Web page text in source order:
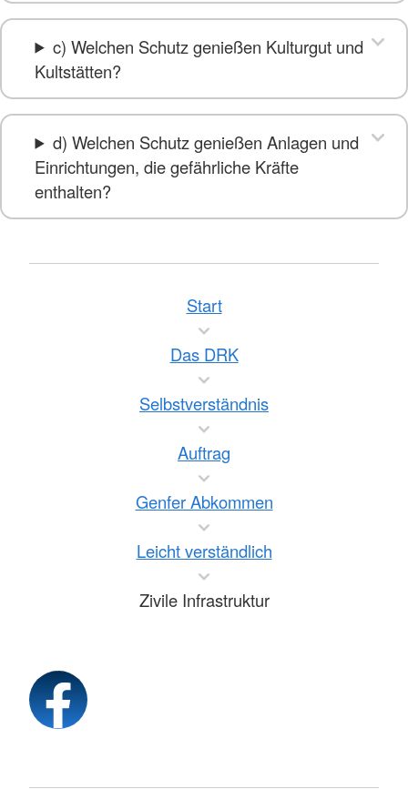
c) Welchen Schutz genießen Kulturgut und
Kultstätten?
d) Welchen Schutz genießen Anlagen und
Einrichtungen, die gefährliche Kräfte
enthalten?
Start
Das DRK
Selbstverständnis
Auftrag
Genfer Abkommen
Leicht verständlich
Zivile Infrastruktur